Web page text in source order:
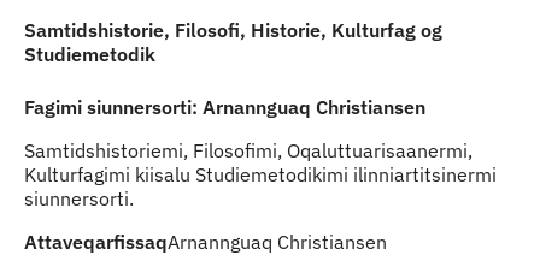
Samtidshistorie, Filosofi, Historie, Kulturfag og
Studiemetodik
Fagimi siunnersorti: Arnannguaq Christiansen
Samtidshistoriemi, Filosofimi, Oqaluttuarisaanermi,
Kulturfagimi kiisalu Studiemetodikimi ilinniartitsinermi
siunnersorti.
AttaveqarfissaqArnannguaq Christiansen